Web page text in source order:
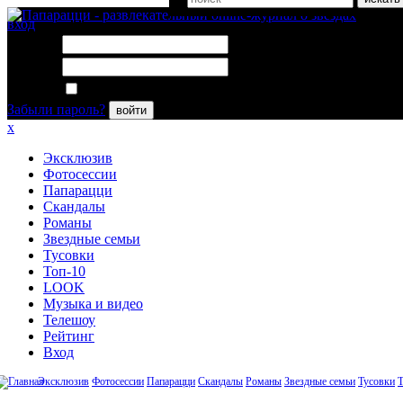
вход
Забыли пароль?
войти
x
Эксклюзив
Фотосессии
Папарацци
Скандалы
Романы
Звездные семьи
Тусовки
Топ-10
LOOK
Музыка и видео
Телешоу
Рейтинг
Вход
Эксклюзив Фотосессии Папарацци Скандалы Романы Звездные семьи Тусовки